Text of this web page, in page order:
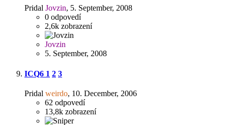
Pridal Jovzin, 5. September, 2008
0 odpovedí
2,6k zobrazení
Jovzin
5. September, 2008
ICQ6 1 2 3
Pridal weirdo, 10. December, 2006
62 odpovedí
13,8k zobrazení